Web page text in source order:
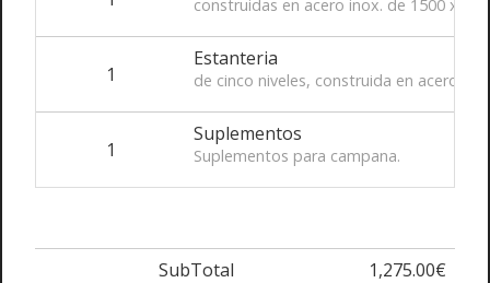
construidas en acero inox. de 1500 x
1
Estanteria
de cinco niveles, construida en acero
1
Suplementos
Suplementos para campana.
SubTotal
1,275.00€